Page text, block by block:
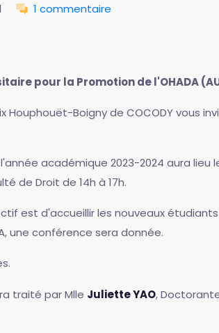
1 commentaire
pour la Promotion de l'OHADA
Houphouët-Boigny de COCODY
académique 2023-2024 aura lieu
de Droit de 14h à 17h.
est d'accueillir les nouveaux
une conférence sera donnée.
traité par Mlle Juliette YAO,